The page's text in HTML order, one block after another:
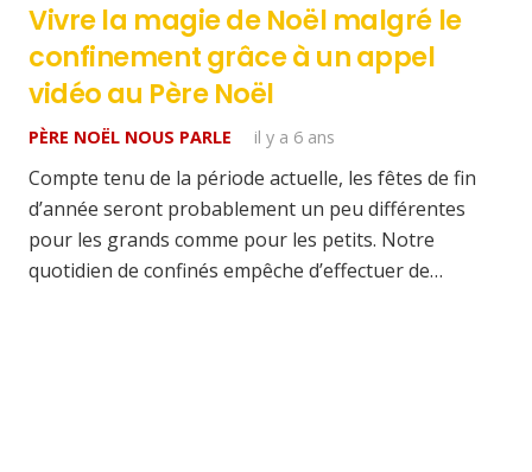
Vivre la magie de Noël malgré le
confinement grâce à un appel
vidéo au Père Noël
PÈRE NOËL NOUS PARLE il y a 6 ans
Compte tenu de la période actuelle, les fêtes de fin
d’année seront probablement un peu différentes
pour les grands comme pour les petits. Notre
quotidien de confinés empêche d’effectuer de…